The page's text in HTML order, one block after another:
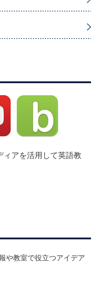
ィアを活用して英語教
や教室で役立つアイデア